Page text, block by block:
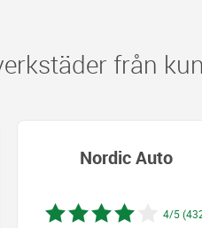
från
Nordic Auto
4/5